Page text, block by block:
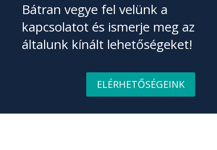
Bátran vegye fel velünk a
kapcsolatot és ismerje meg az
általunk kínált lehetőségeket!
ELÉRHETŐSÉGEINK